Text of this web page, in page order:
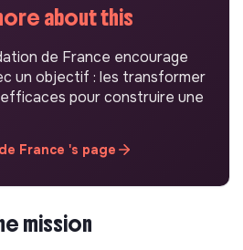
about this
de France encourage
un objectif : les transformer
pour construire une
France 's page
mission